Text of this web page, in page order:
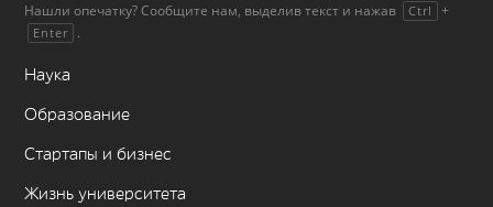
Нашли опечатку? Сообщите нам, выделив текст и нажав Ctrl +
Enter .
Наука
Образование
Стартапы и бизнес
Жизнь университета